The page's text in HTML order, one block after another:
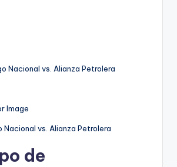
Nacional vs. Alianza Petrolera
Image
Nacional vs. Alianza Petrolera
de